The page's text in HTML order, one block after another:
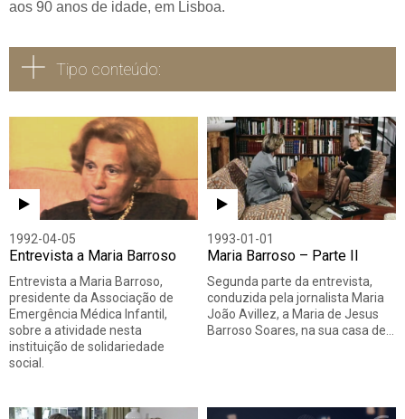
aos 90 anos de idade, em Lisboa.
Tipo conteúdo:
Vídeo Áudio
1992-04-05
Entrevista a Maria Barroso
Entrevista a Maria Barroso,
presidente da Associação de
Emergência Médica Infantil,
sobre a atividade nesta
instituição de solidariedade
social.
1993-01-01
Maria Barroso – Parte II
Segunda parte da entrevista,
conduzida pela jornalista Maria
João Avillez, a Maria de Jesus
Barroso Soares, na sua casa de…